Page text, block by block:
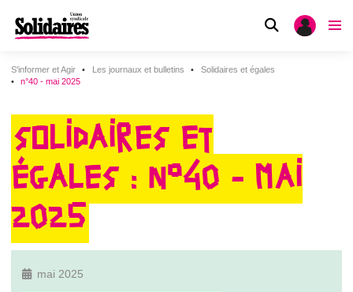
S'informer et Agir Les journaux et bulletins
Solidaires et égales
n°40 - mai 2025
SOLIDAIRES ET
ÉGALES : N°40 - MAI
2025
mai 2025